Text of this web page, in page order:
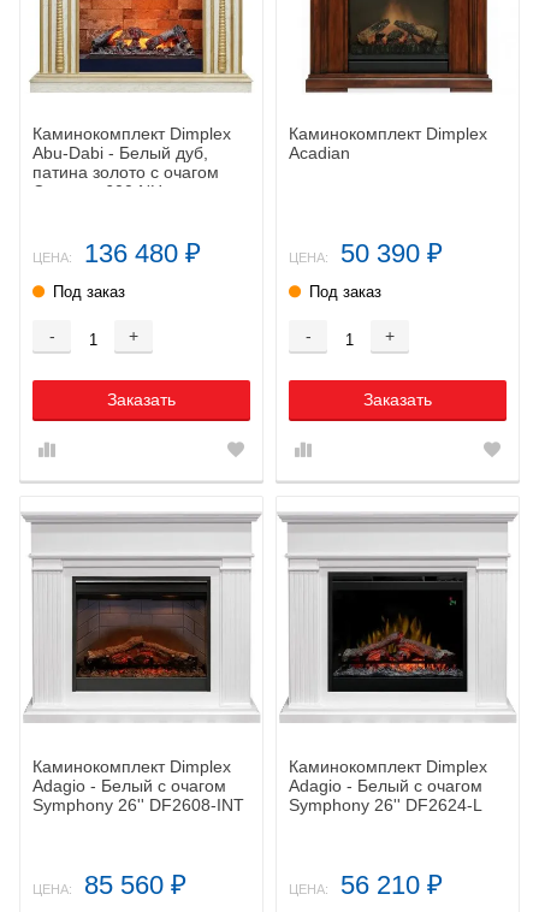
Каминокомплект Dimplex
Abu-Dabi - Белый дуб,
патина золото с очагом
Cassette 600 NH
ЦЕНА: 136 480 ₽
Под заказ
- +
Заказать
Каминокомплект Dimplex
Acadian
ЦЕНА: 50 390 ₽
Под заказ
- +
Заказать
Каминокомплект Dimplex
Adagio - Белый с очагом
Symphony 26'' DF2608-INT
ЦЕНА: 85 560 ₽
Каминокомплект Dimplex
Adagio - Белый с очагом
Symphony 26'' DF2624-L
ЦЕНА: 56 210 ₽